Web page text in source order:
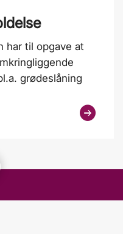
har til opgave at
grødeslåning